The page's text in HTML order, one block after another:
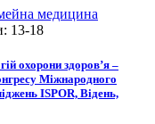
медицина
13-18
охорони здоров’я –
Міжнародного
ISPOR, Відень,